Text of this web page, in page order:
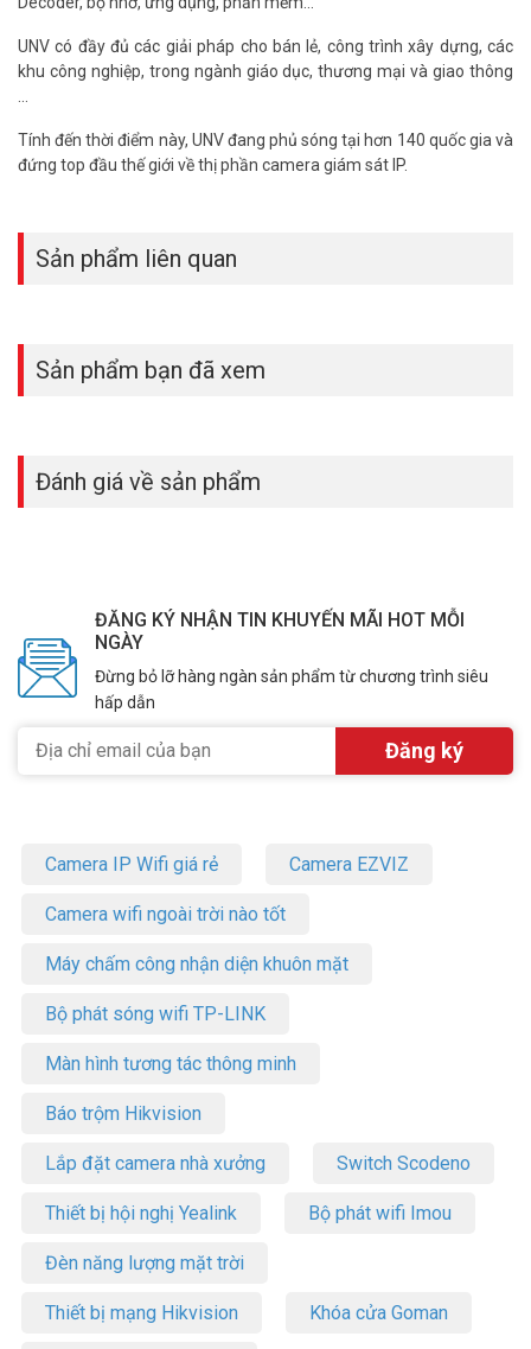
UNV có đầy đủ các giải pháp cho bán lẻ, công trình xây dựng, các
khu công nghiệp, trong ngành giáo dục, thương mại và giao thông
Tính đến thời điểm này, UNV đang phủ sóng tại hơn 140 quốc gia và
đứng top đầu thế giới về thị phần camera giám sát IP.
Sản phẩm liên quan
Sản phẩm bạn đã xem
Đánh giá về sản phẩm
ĐĂNG KÝ NHẬN TIN KHUYẾN MÃI HOT MỖI
NGÀY
Đừng bỏ lỡ hàng ngàn sản phẩm từ chương trình siêu
hấp dẫn
Camera IP Wifi giá rẻ Camera EZVIZ
Camera wifi ngoài trời nào tốt
Máy chấm công nhận diện khuôn mặt
Bộ phát sóng wifi TP-LINK
Màn hình tương tác thông minh
Báo trộm Hikvision
Lắp đặt camera nhà xưởng Switch Scodeno
Thiết bị hội nghị Yealink Bộ phát wifi Imou
Đèn năng lượng mặt trời
Thiết bị mạng Hikvision Khóa cửa Goman